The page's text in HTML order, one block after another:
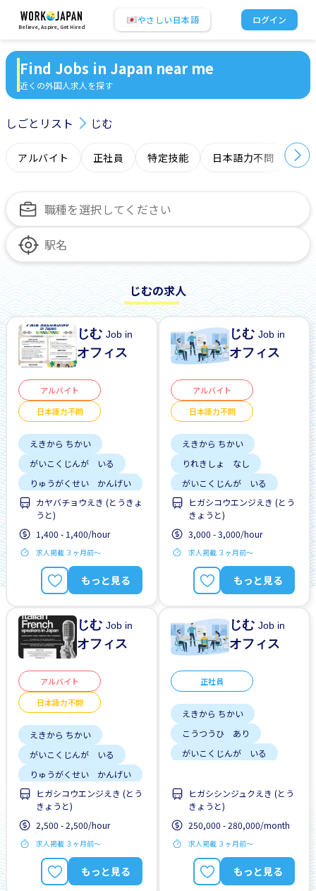
Believe, Aspire, Get Hired
やさしい日本語 ログイン
Find Jobs in Japan near me
近くの外国人求人を探す
しごとリスト じむ
アルバイト 正社員 特定技能 日本語力不問 オ
じむの求人
じむJob in
オフィス
アルバイト
日本語力不問
えきから ちかい
がいこくじんが いる
りゅうがくせい かんげい
みじかい あいだの しご
と
はじめて OK
にほんごできない OK
カヤバチョウえき (とうきょ
うと)
1,400 - 1,400/hour
求人掲載 ３ヶ月前〜
もっと見る
じむJob in
オフィス
アルバイト
日本語力不問
えきから ちかい
りれきしょ なし
がいこくじんが いる
りゅうがくせい かんげい
みじかい あいだの しご
と
はじめて OK
女性かんげい
ヒガシコウエンジえき (とう
きょうと)
3,000 - 3,000/hour
求人掲載 ３ヶ月前〜
もっと見る
じむJob in
オフィス
アルバイト
日本語力不問
えきから ちかい
がいこくじんが いる
りゅうがくせい かんげい
みじかい あいだの しご
と
はじめて OK
にほんごできない OK
ヒガシコウエンジえき (とう
きょうと)
2,500 - 2,500/hour
求人掲載 ３ヶ月前〜
もっと見る
じむJob in
オフィス
正社員
えきから ちかい
こうつうひ あり
がいこくじんが いる
女性かんげい
家がかりられる
ヒガシシンジュクえき (とう
きょうと)
250,000 - 280,000/month
求人掲載 ３ヶ月前〜
もっと見る